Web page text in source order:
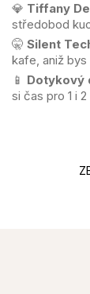
💎 Tiffany
středobod
🤫 Silent
kafe, aniž bys
📱 Dotykový
si čas pro 1 i